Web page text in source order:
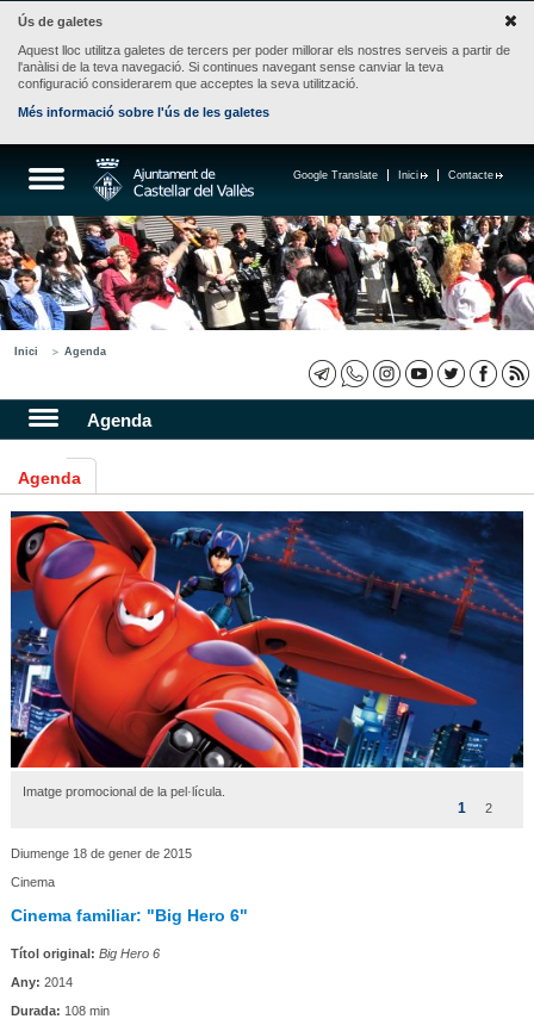
Ús de galetes
Aquest lloc utilitza galetes de tercers per poder millorar els nostres serveis a partir de
l'anàlisi de la teva navegació. Si continues navegant sense canviar la teva
configuració considerarem que acceptes la seva utilització.
Més informació sobre l'ús de les galetes
Contacte
Inici
Google Translate
Inici Agenda
Agenda
Agenda
Imatge promocional de la pel·lícula.
1 2
Diumenge 18 de gener de 2015
Cinema
Cinema familiar: "Big Hero 6"
Títol original: Big Hero 6
Any: 2014
Durada: 108 min